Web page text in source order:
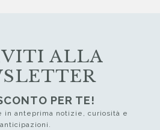
ALLA
PER TE!
in anteprima notizie, curiosità e
anticipazioni.